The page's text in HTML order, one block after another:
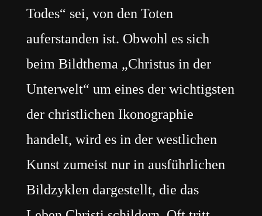
Todes“ sei, von den Toten
auferstanden ist. Obwohl es sich
beim Bildthema „Christus in der
Unterwelt“ um eines der wichtigsten
der christlichen Ikonographie
handelt, wird es in der westlichen
Kunst zumeist nur in ausführlichen
Bildzyklen dargestellt, die das